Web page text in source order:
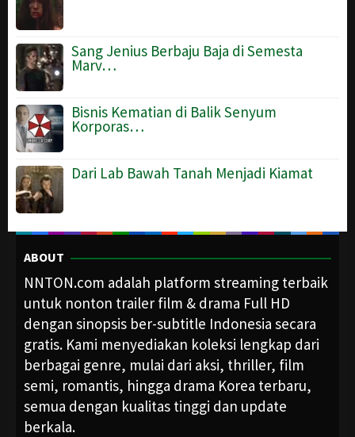
Sang Jenius Berbaju Baja di Semesta
Marv…
Bisnis Kematian di Balik Senyum
Korporas…
Dari Lab Bawah Tanah Menjadi Kiamat
ABOUT
NNTON.com adalah platform streaming terbaik
untuk nonton trailer film & drama Full HD
dengan sinopsis ber-subtitle Indonesia secara
gratis. Kami menyediakan koleksi lengkap dari
berbagai genre, mulai dari aksi, thriller, film
semi, romantis, hingga drama Korea terbaru,
semua dengan kualitas tinggi dan update
berkala.